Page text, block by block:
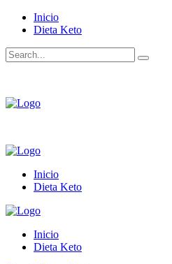
Inicio
Dieta Keto
Inicio
Dieta Keto
Inicio
Dieta Keto